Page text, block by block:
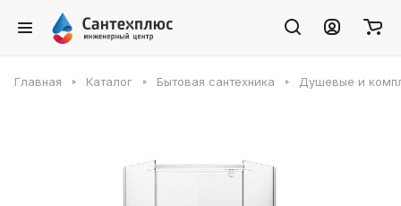
Главная Каталог Бытовая сантехника Душевые и